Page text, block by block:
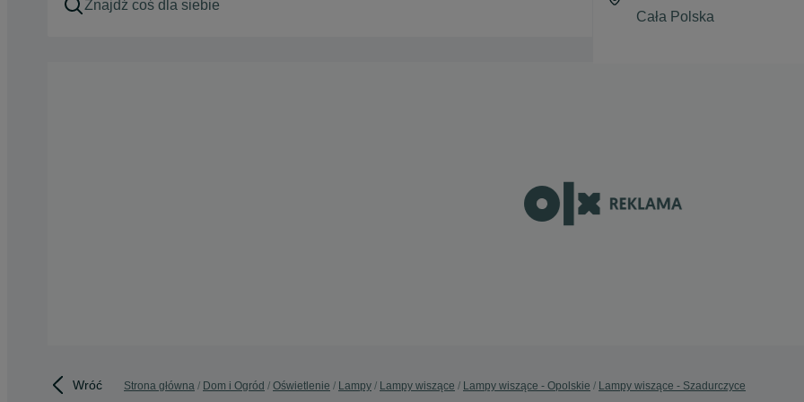
Wróć Strona główna Dom i Ogród Oświetlenie Lampy Lampy wiszące Lampy wiszące - Opolskie Lampy wiszące - Szadurczyce